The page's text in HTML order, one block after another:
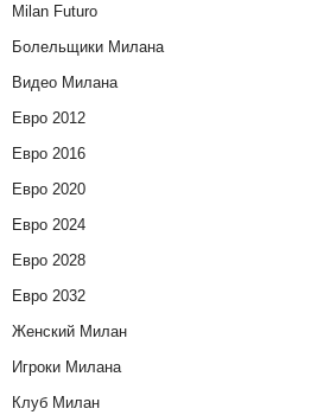
Milan Futuro
Болельщики Милана
Видео Милана
Евро 2012
Евро 2016
Евро 2020
Евро 2024
Евро 2028
Евро 2032
Женский Милан
Игроки Милана
Клуб Милан